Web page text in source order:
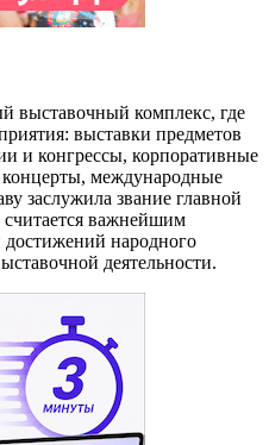
комплекс, где
выставки предметов
и конгрессы, корпоративные
концерты, международные
звание главной
важнейшим
достижений народного
деятельности.